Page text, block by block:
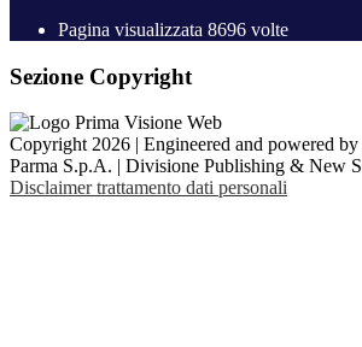
Pagina visualizzata 8696 volte
Sezione Copyright
Copyright 2026 | Engineered and powered
Parma S.p.A. | Divisione Publishing & New
Disclaimer trattamento dati personali